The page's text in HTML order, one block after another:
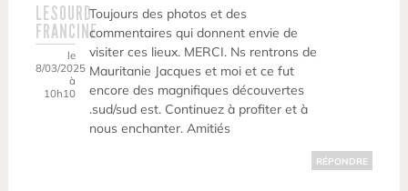
LESOURD
FRANCINE
le
8/03/2025
à
10h10
Toujours des photos et des
commentaires qui donnent envie de
visiter ces lieux. MERCI. Ns rentrons de
Mauritanie Jacques et moi et ce fut
encore des magnifiques découvertes
.sud/sud est. Continuez à profiter et à
nous enchanter. Amitiés
RÉPONDRE